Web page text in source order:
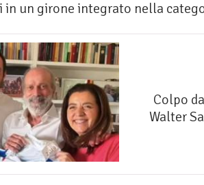
in un girone integrato nella
Colpo
Walter